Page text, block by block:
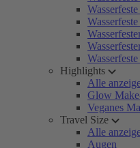
Highlights
Alle
Glow
Veganes
Travel Size
Alle
Augen